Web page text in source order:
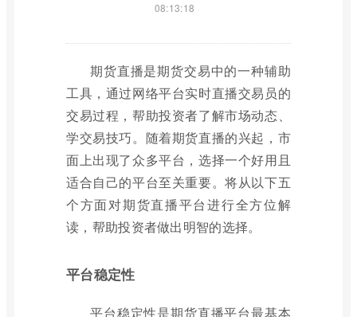
08:13:18
期货直播是期货交易中的一种辅助
工具，通过网络平台实时直播交易员的
交易过程，帮助投资者了解市场动态、
学交易技巧。随着期货直播的兴起，市
面上出现了众多平台，选择一个好用且
适合自己的平台至关重要。将从以下五
个方面对期货直播平台进行全方位解
读，帮助投资者做出明智的选择。
平台稳定性
平台稳定性是期货直播平台最基本